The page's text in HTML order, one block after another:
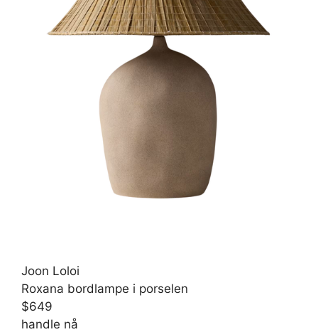
Joon Loloi
Roxana bordlampe i porselen
$649
handle nå